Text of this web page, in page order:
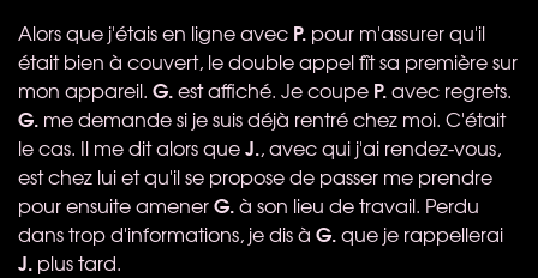
Alors que j'étais en ligne avec P. pour m'assurer qu'il
était bien à couvert, le double appel fît sa première sur
mon appareil. G.est affiché. Je coupe P.avec regrets.
G. me demande si je suis déjà rentré chez moi. C'était
le cas. Il me dit alors queJ., avec qui j'ai rendez-vous,
est chez lui et qu'il se propose de passer me prendre
pour ensuite amenerG.à son lieu de travail. Perdu
dans trop d'informations, je dis à G.que je rappellerai
J. plus tard.